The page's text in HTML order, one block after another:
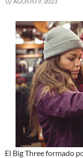
El Big Three formado